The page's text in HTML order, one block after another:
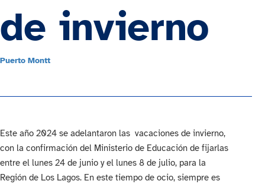
de invierno
Puerto Montt
Este año 2024 se adelantaron las vacaciones de invierno,
con la confirmación del Ministerio de Educación de fijarlas
entre el lunes 24 de junio y el lunes 8 de julio, para la
Región de Los Lagos. En este tiempo de ocio, siempre es